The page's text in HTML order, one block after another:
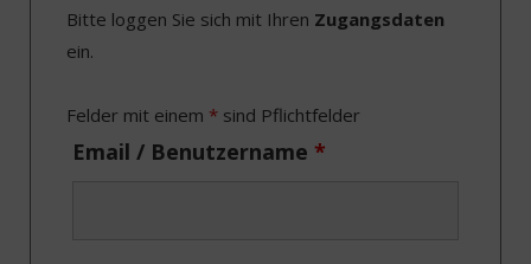
b
k
i
e
a
r
a
e
I
Bitte loggen Sie sich mit Ihren Zugangsdaten
ein.
Felder mit einem * sind Pflichtfelder
Email / Benutzername *